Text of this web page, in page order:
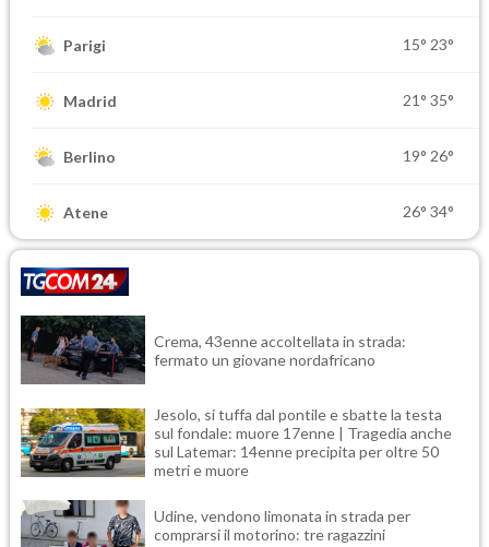
Parigi 15° 23°
Madrid 21° 35°
Berlino 19° 26°
Atene 26° 34°
Crema, 43enne accoltellata in strada:
fermato un giovane nordafricano
Jesolo, si tuffa dal pontile e sbatte la testa
sul fondale: muore 17enne | Tragedia anche
sul Latemar: 14enne precipita per oltre 50
metri e muore
Udine, vendono limonata in strada per
comprarsi il motorino: tre ragazzini